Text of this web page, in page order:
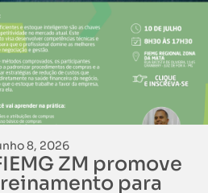
8, 2026
ZM promove
para